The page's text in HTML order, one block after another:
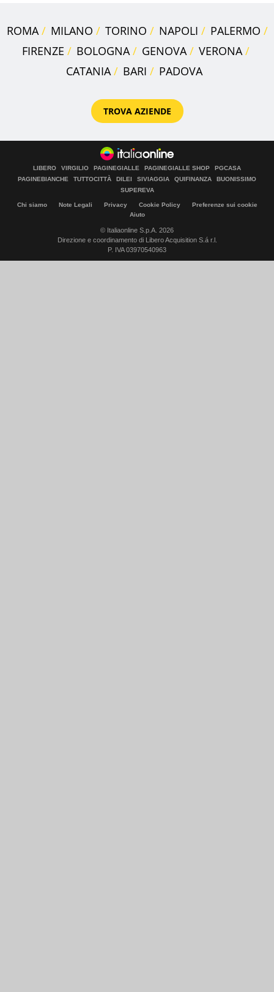
ROMA MILANO TORINO NAPOLI
PALERMO
FIRENZE
BOLOGNA GENOVA
VERONA
CATANIA
BARI PADOVA
TROVA AZIENDE
LIBERO VIRGILIO PAGINEGIALLE PAGINEGIALLE SHOP
PGCASA
PAGINEBIANCHE
TUTTOCITTÀ DILEI SIVIAGGIA QUIFINANZA
BUONISSIMO
SUPEREVA
Chi siamo Note Legali Privacy Cookie Policy
Preferenze sui cookie
Aiuto
© Italiaonline S.p.A. 2026
Direzione e coordinamento di Libero Acquisition S.á r.l.
P. IVA 03970540963